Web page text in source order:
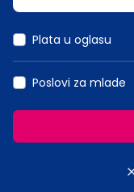
Plata u oglasu
Poslovi za mlade